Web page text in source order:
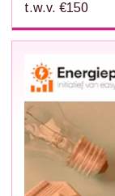
t.w.v. €150